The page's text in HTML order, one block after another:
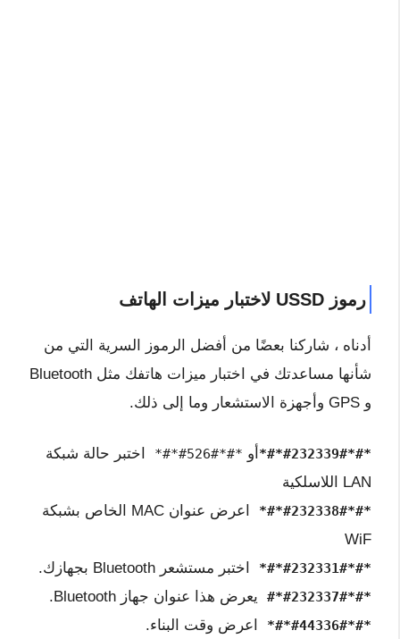
رموز USSD لاختبار ميزات الهاتف
أدناه ، شاركنا بعضًا من أفضل الرموز السرية التي من
شأنها مساعدتك في اختبار ميزات هاتفك مثل Bluetooth
و GPS وأجهزة الاستشعار وما إلى ذلك.
*#*#232339#*#* أو *#*#526#*#*
اختبر حالة شبكة
LAN اللاسلكية
*#*#232338#*#*
اعرض عنوان MAC الخاص بشبكة
WiF
*#*#232331#*#* اختبر مستشعر Bluetooth بجهازك.
*#*#232337#*# يعرض هذا عنوان جهاز Bluetooth.
*#*#44336#*#* اعرض وقت البناء.